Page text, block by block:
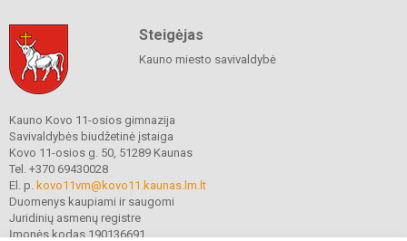
Steigėjas
Kauno miesto savivaldybė
Kauno Kovo 11-osios gimnazija
Savivaldybės biudžetinė įstaiga
Kovo 11-osios g. 50, 51289 Kaunas
Tel. +370 69430028
El. p. kovo11vm@kovo11.kaunas.lm.lt
Duomenys kaupiami ir saugomi
Juridinių asmenų registre
Įmonės kodas 190136691